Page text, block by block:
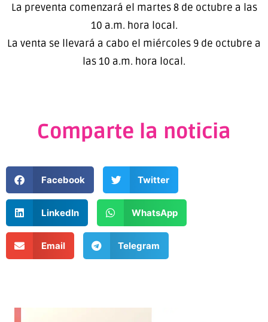
La preventa comenzará el martes 8 de octubre a las
10 a.m. hora local.
La venta se llevará a cabo el miércoles 9 de octubre a
las 10 a.m. hora local.
Comparte la noticia
Facebook Twitter
LinkedIn WhatsApp
Email Telegram